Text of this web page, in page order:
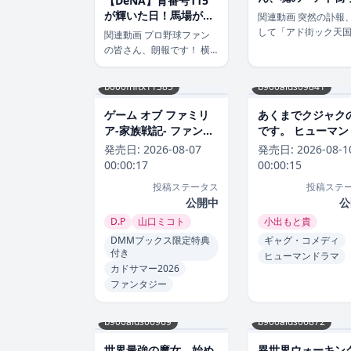
が輝いた日！馬場が魅
せた“しびれる”劇的初
勝利の裏側
関連動画 プロ野球ファン
の皆さん、朗報です！ 横
浜DeNAベイスターズの馬
後初登板で見事に初勝利を
挙げました！ 背番号
「115」という育成選手登
録ながら、チームを救う大
活躍。その感動的な一球一
球 […]
天国」最終回！亡
る直前まで見せた
とユーモア
関連動画 突然の訃報
して「アド街ック天
報が日本中を駆け巡
みやすい人柄で多く
ンに愛されてきた彼
[…]
b000fhftx11385
ゲーム オブ ファミリ
ア-家族戦記- ファンタ
ジーゲーム オブ ファ
ミリア-家族戦記-2026
発売日: 2026-08-07
00:00:17
投稿ステータス
公開中
D.P
山口ミコト
DMMブックス限定特典
付き
カドサマー2026
ファンタジー
b900alds09841
あくまでクジャク
です。 ヒューマ
マあくまでクジャ
話です。2026年8
発売日: 2026-08-
00:00:15
投稿ステ
小出もと貴
ギャグ・コメディ
ヒューマンドラマ
b900alds06969 b900alds06872